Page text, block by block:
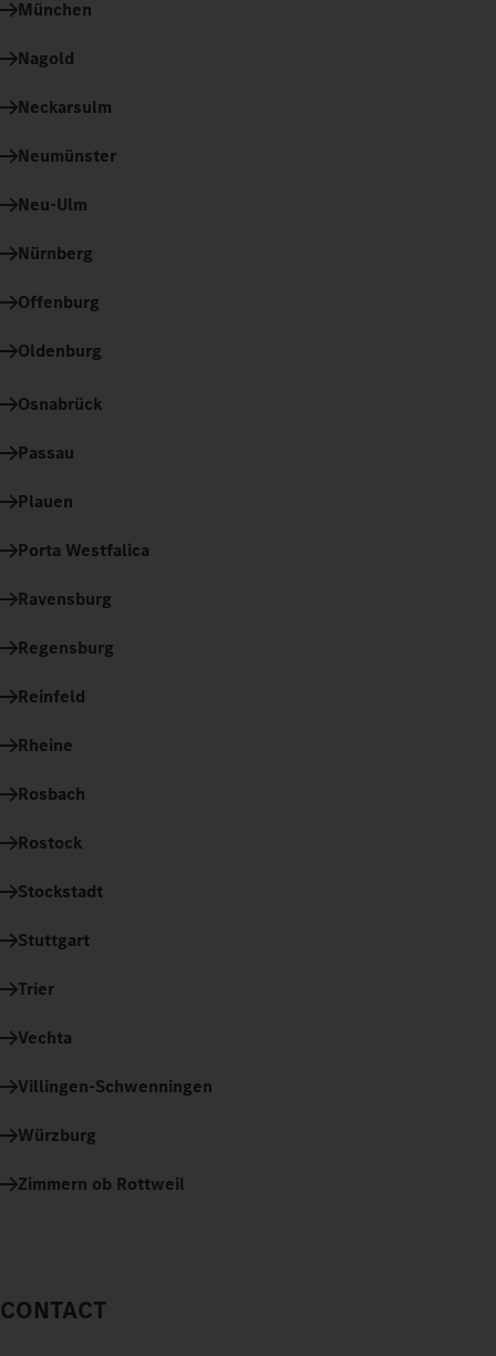
München
Nagold
Neckarsulm
Neumünster
Neu-Ulm
Nürnberg
Offenburg
Oldenburg
Osnabrück
Passau
Plauen
Porta Westfalica
Ravensburg
Regensburg
Reinfeld
Rheine
Rosbach
Rostock
Stockstadt
Stuttgart
Trier
Vechta
Villingen-Schwenningen
Würzburg
Zimmern ob Rottweil
CONTACT